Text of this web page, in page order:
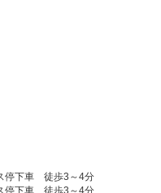
停下車 徒歩3～4分